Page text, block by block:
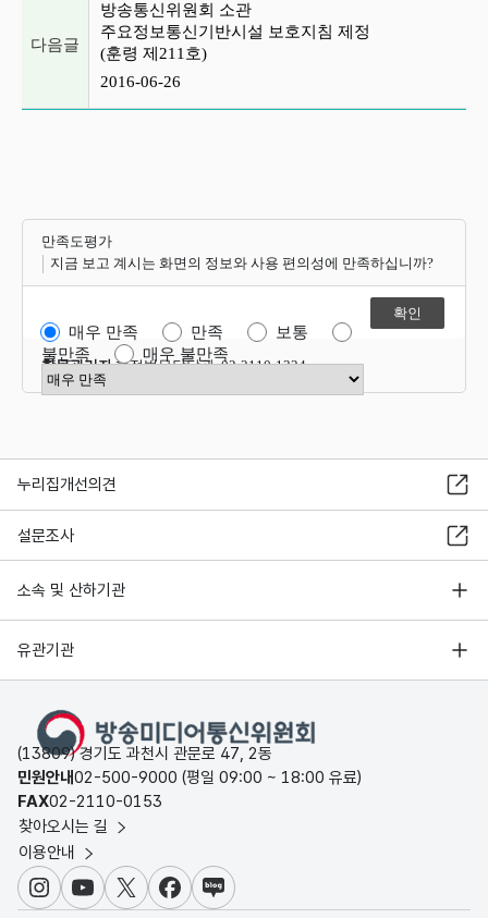
다음글
방송통신위원회 소관
주요정보통신기반시설 보호지침 제정
(훈령 제211호)
2016-06-26
만족도평가
지금 보고 계시는 화면의 정보와 사용 편의성에 만족하십니까?
매우 만족 만족
보통
불만족
매우 불만족
만족도 점수 선택
항목관리자행정법무담당관 02-2110-1324
누리집개선의견
설문조사
소속 및 산하기관
유관기관
(13809) 경기도 과천시 관문로 47, 2동
민원안내02-500-9000 (평일 09:00 ~ 18:00 유료)
FAX02-2110-0153
찾아오시는 길
이용안내
인스타그램
유튜브X 페이스북
블로그